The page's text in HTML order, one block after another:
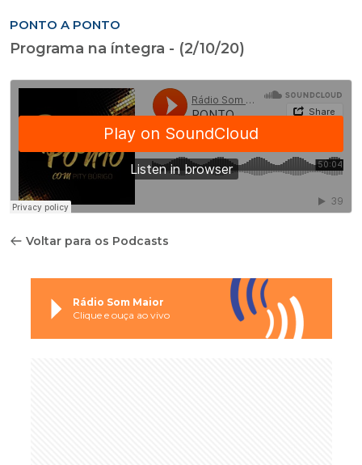
PONTO A PONTO
Programa na íntegra - (2/10/20)
Voltar para os Podcasts
Rádio Som Maior
Clique e ouça ao vivo